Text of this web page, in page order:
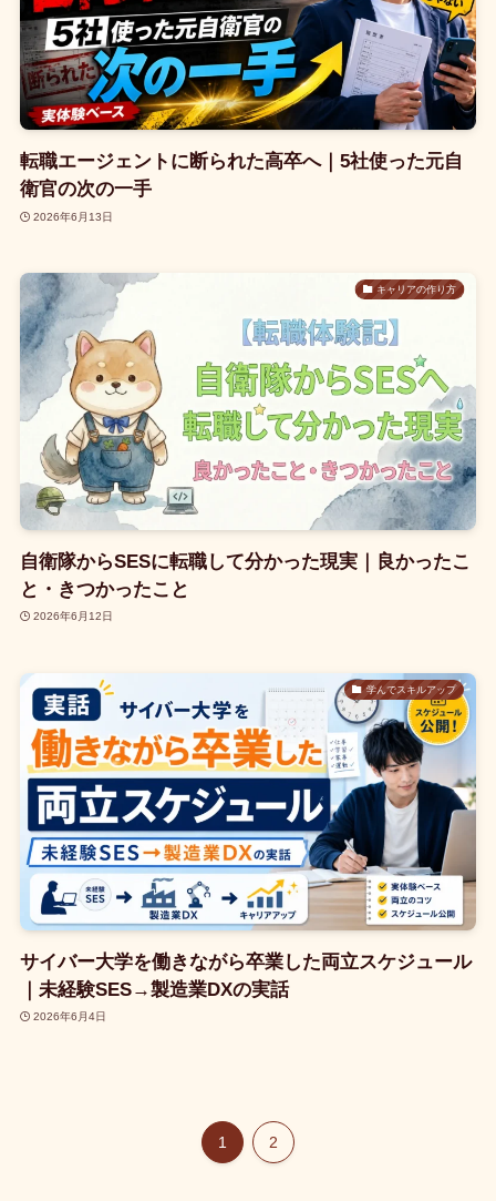
転職エージェントに断られた高卒へ｜5社使った元自
衛官の次の一手
2026年6月13日
キャリアの作り方
自衛隊からSESに転職して分かった現実｜良かったこ
と・きつかったこと
2026年6月12日
学んでスキルアップ
サイバー大学を働きながら卒業した両立スケジュール
｜未経験SES→製造業DXの実話
2026年6月4日
1 2